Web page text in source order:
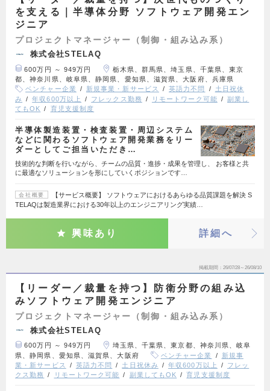
を支える｜半導体分野 ソフトウェア開発エン
ジニア
プロジェクトマネージャー（制御・組み込み系）
株式会社STELAQ
600万円 ～ 949万円
栃木県、群馬県、埼玉県、千葉県、東京
都、神奈川県、岐阜県、静岡県、愛知県、滋賀県、大阪府、兵庫県
ベンチャー企業
新規事業・新サービス 英語力不問
土日祝休
み
年収600万以上 フレックス勤務 リモートワーク可能
副業し
てもOK
育児支援制度
半導体製造装置・検査装置・周辺システム
などに関わるソフトウェア開発業務をリー
ダーとしてご担当いただき…
技術的な判断を行いながら、チームの品質・進捗・成果を管理し、 お客様と共
に最適なソリューションを形にしていくポジションです…
会社概要
【サービス概要】 ソフトウェアにおけるあらゆる品質課題を解決 S
TELAQは製造業界における30年以上のエンジニアリング実績…
興味あり 詳細へ
掲載期間 26/07/28～26/08/10
【リーダー／裁量を持つ】防衛分野の組み込
みソフトウェア開発エンジニア
プロジェクトマネージャー（制御・組み込み系）
株式会社STELAQ
600万円 ～ 949万円
埼玉県、千葉県、東京都、神奈川県、岐阜
県、静岡県、愛知県、滋賀県、大阪府
ベンチャー企業
新規事
業・新サービス
英語力不問 土日祝休み 年収600万以上
フレッ
クス勤務
リモートワーク可能 副業してもOK 育児支援制度